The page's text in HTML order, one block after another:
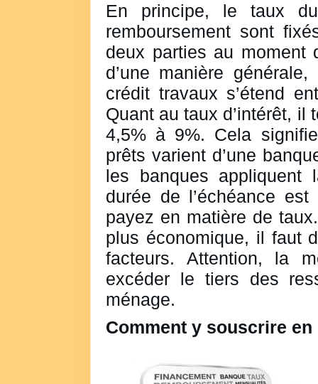
En principe, le taux
remboursement sont
deux parties au moment
d’une manière
crédit travaux s’étend
Quant au taux d’intérêt, il
4,5% à 9%. Cela
prêts varient d’une
les banques
durée de l’échéance
payez en matière de
plus économique, il faut
facteurs. Attention, la
excéder le tiers des
ménage.
Comment y souscrire en